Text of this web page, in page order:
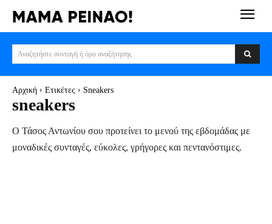
Αναζητήστε συνταγή ή όρο αναζήτησης
Αρχική Ετικέτες Sneakers
sneakers
Ο Τάσος Αντωνίου σου προτείνει το μενού της εβδομάδας με
μοναδικές συνταγές, εύκολες, γρήγορες και πεντανόστιμες.